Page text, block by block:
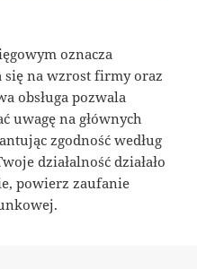
oznacza
się na wzrost firmy oraz
obsługa pozwala
uwagę na głównych
zgodność według
działalność działało
powierz zaufanie